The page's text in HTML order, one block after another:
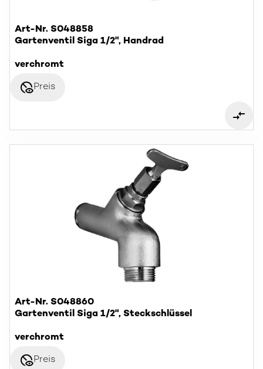
Art-Nr. S048858
Gartenventil Siga 1/2", Handrad
verchromt
disabled_visiblePreis
Art-Nr. S048860
Gartenventil Siga 1/2", Steckschlüssel
verchromt
disabled_visiblePreis